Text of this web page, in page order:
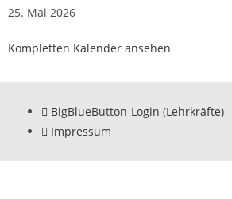
25. Mai 2026
Kompletten Kalender ansehen
BigBlueButton-Login (Lehrkräfte)
Impressum